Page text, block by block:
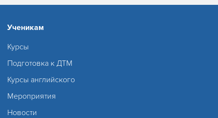
Ученикам
Курсы
Подготовка к ДТМ
Курсы английского
Мероприятия
Новости